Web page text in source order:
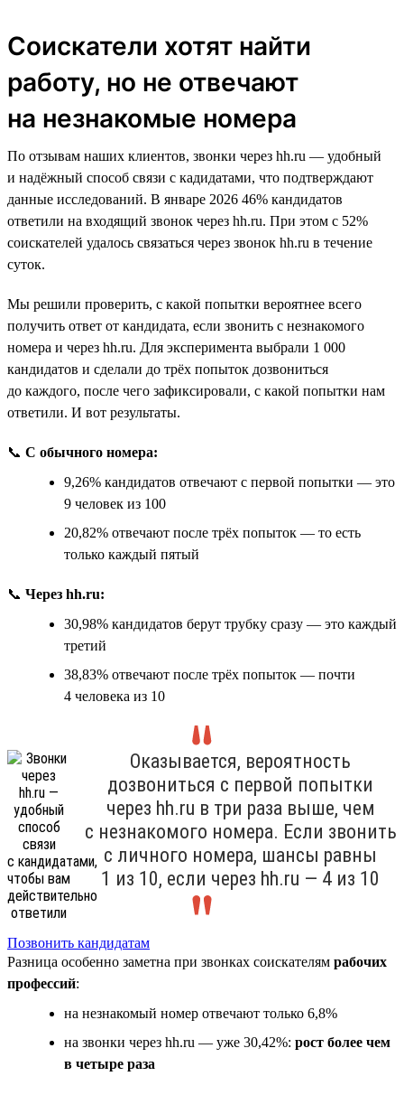
Соискатели хотят найти
работу, но не отвечают
на незнакомые номера
По отзывам наших клиентов, звонки через hh.ru — удобный
и надёжный способ связи с кадидатами, что подтверждают
данные исследований. В январе 2026 46% кандидатов
ответили на входящий звонок через hh.ru. При этом с 52%
соискателей удалось связаться через звонок hh.ru в течение
суток.
Мы решили проверить, с какой попытки вероятнее всего
получить ответ от кандидата, если звонить с незнакомого
номера и через hh.ru. Для эксперимента выбрали 1 000
кандидатов и сделали до трёх попыток дозвониться
до каждого, после чего зафиксировали, с какой попытки нам
ответили. И вот результаты.
📞 С обычного номера:
9,26% кандидатов отвечают с первой попытки — это
9 человек из 100
20,82% отвечают после трёх попыток — то есть
только каждый пятый
📞 Через hh.ru:
30,98% кандидатов берут трубку сразу — это каждый
третий
38,83% отвечают после трёх попыток — почти
4 человека из 10
Оказывается, вероятность
дозвониться с первой попытки
через hh.ru в три раза выше, чем
с незнакомого номера. Если звонить
с личного номера, шансы равны
1 из 10, если через hh.ru — 4 из 10
Позвонить кандидатам
Разница особенно заметна при звонках соискателям рабочих
профессий:
на незнакомый номер отвечают только 6,8%
на звонки через hh.ru — уже 30,42%: рост более чем
в четыре раза